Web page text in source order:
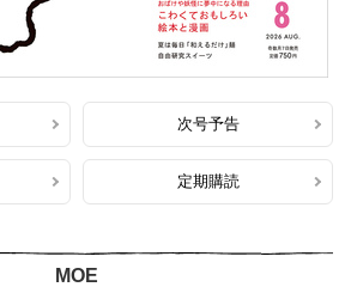
次号予告
定期購読
MOE